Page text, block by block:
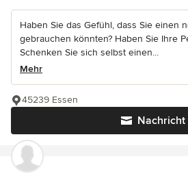
Haben Sie das Gefühl, dass Sie einen
gebrauchen könnten? Haben Sie Ihre
Schenken Sie sich selbst einen...
Mehr
Nachricht
45239 Essen